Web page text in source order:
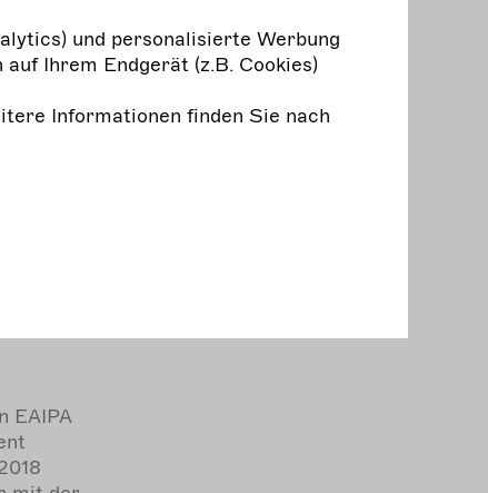
Ein
63 |
EAIPA
und personalisierte Werbung
Ihrem Endgerät (z.B. Cookies)
Informationen finden Sie nach